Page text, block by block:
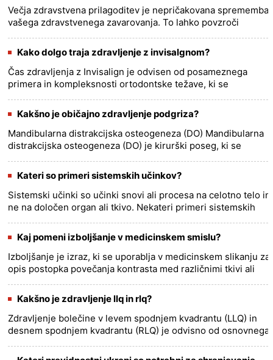
Večja zdravstvena prilagoditev je nepričakovana sprememba
vašega zdravstvenega zavarovanja. To lahko povzroči
doplačila.......
more >>
Kako dolgo traja zdravljenje z invisalgnom?
Čas zdravljenja z Invisalign je odvisen od posameznega
primera in kompleksnosti ortodontske težave, ki se
približno 12 do 18......
more >>
Kakšno je običajno zdravljenje podgriza?
Mandibularna distrakcijska osteogeneza (DO) Mandibularna
distrakcijska osteogeneza (DO) je kirurški poseg, ki se
Običajno......
more >>
Kateri so primeri sistemskih učinkov?
Sistemski učinki so učinki snovi ali procesa na celotno telo in
ne na določen organ ali tkivo. Nekateri primeri sistemskih
Nekatere......
more >>
Kaj pomeni izboljšanje v medicinskem smislu?
Izboljšanje je izraz, ki se uporablja v medicinskem slikanju za
opis postopka povečanja kontrasta med različnimi tkivi ali
kon......
more >>
Kakšno je zdravljenje llq in rlq?
Zdravljenje bolečine v levem spodnjem kvadrantu (LLQ) in
desnem spodnjem kvadrantu (RLQ) je odvisno od osnovnega
LLQ in R......
more >>